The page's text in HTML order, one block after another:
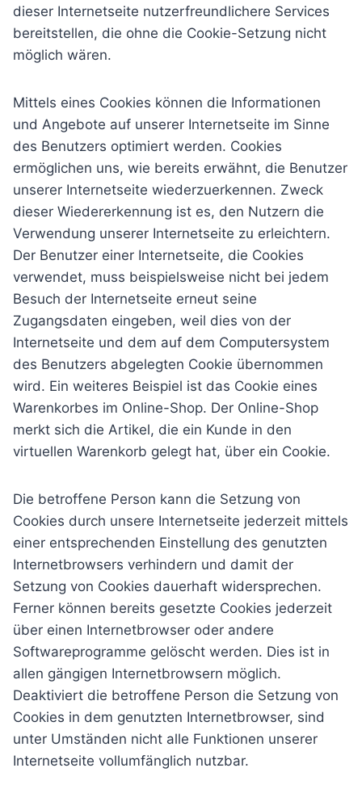
dieser Internetseite nutzerfreundlichere Services
bereitstellen, die ohne die Cookie-Setzung nicht
möglich wären.
Mittels eines Cookies können die Informationen
und Angebote auf unserer Internetseite im Sinne
des Benutzers optimiert werden. Cookies
ermöglichen uns, wie bereits erwähnt, die Benutzer
unserer Internetseite wiederzuerkennen. Zweck
dieser Wiedererkennung ist es, den Nutzern die
Verwendung unserer Internetseite zu erleichtern.
Der Benutzer einer Internetseite, die Cookies
verwendet, muss beispielsweise nicht bei jedem
Besuch der Internetseite erneut seine
Zugangsdaten eingeben, weil dies von der
Internetseite und dem auf dem Computersystem
des Benutzers abgelegten Cookie übernommen
wird. Ein weiteres Beispiel ist das Cookie eines
Warenkorbes im Online-Shop. Der Online-Shop
merkt sich die Artikel, die ein Kunde in den
virtuellen Warenkorb gelegt hat, über ein Cookie.
Die betroffene Person kann die Setzung von
Cookies durch unsere Internetseite jederzeit mittels
einer entsprechenden Einstellung des genutzten
Internetbrowsers verhindern und damit der
Setzung von Cookies dauerhaft widersprechen.
Ferner können bereits gesetzte Cookies jederzeit
über einen Internetbrowser oder andere
Softwareprogramme gelöscht werden. Dies ist in
allen gängigen Internetbrowsern möglich.
Deaktiviert die betroffene Person die Setzung von
Cookies in dem genutzten Internetbrowser, sind
unter Umständen nicht alle Funktionen unserer
Internetseite vollumfänglich nutzbar.